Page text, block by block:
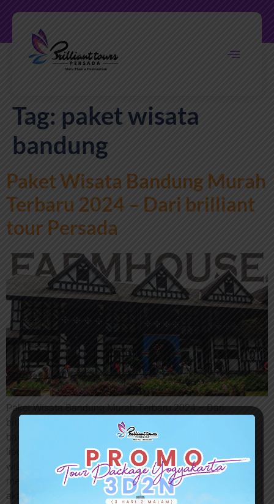
Tag: paket wisata
bandung
Paket Wisata Bandung Murah
Terbaru 2024 – Dari brilliant
tour Persada
Paket Wisata Bandung Murah Terbaru 2024 – Dari
brillianttour bagus dijadikan untuk pilihan paket liburan di
bandung bersama keluarga dan rekan kantor yang ingin
liburan di bandung pada musim libur telah tiba. Penawaran
wisata bandung dari kami cukup flexsible dan juga
menawarkan budget yang murah namun bukan murahan
akan tetapi berkualitas. Pada zaman sekarang ini […]